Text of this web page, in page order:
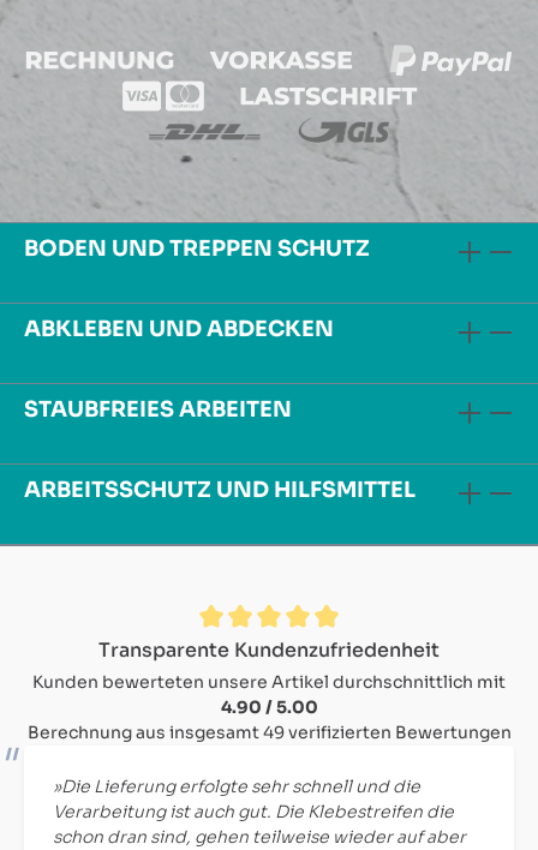
BODEN UND TREPPEN SCHUTZ
ABKLEBEN UND ABDECKEN
STAUBFREIES ARBEITEN
ARBEITSSCHUTZ UND HILFSMITTEL
Durchschnittliche Bewertung von 4.9 von 5 Sternen
Transparente Kundenzufriedenheit
Kunden bewerteten unsere Artikel durchschnittlich mit
4.90 / 5.00
Berechnung aus insgesamt 49 verifizierten Bewertungen
»Die Lieferung erfolgte sehr schnell und die
Verarbeitung ist auch gut. Die Klebestreifen die
schon dran sind, gehen teilweise wieder auf aber